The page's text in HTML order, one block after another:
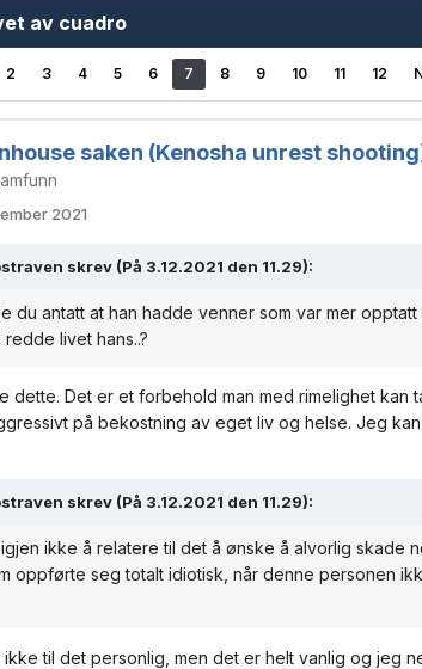
av cuadro
2 3 4 5 6 7 8 9 10 11 12
saken (Kenosha unrest
2021
skrev (På 3.12.2021 den 11.29):
du antatt at han hadde venner som var mer
livet hans..?
dette. Det er et forbehold man med rimelighet kan
på bekostning av eget liv og helse. Jeg
skrev (På 3.12.2021 den 11.29):
ikke å relatere til det å ønske å alvorlig skade
oppførte seg totalt idiotisk, når denne personen
til det personlig, men det er helt vanlig og jeg